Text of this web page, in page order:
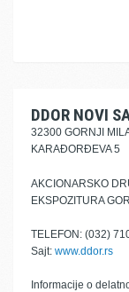
DDOR NOVI
32300 GORNJI
KARAĐORĐEVA 5
AKCIONARSKO
EKSPOZITURA
TELEFON: (032)
Sajt: www.ddor.rs
Informacije o